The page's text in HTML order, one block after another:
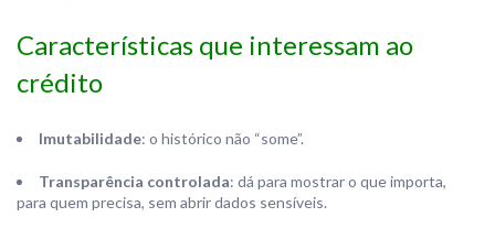
Características que interessam ao
crédito
Imutabilidade: o histórico não “some”.
Transparência controlada: dá para mostrar o que importa,
para quem precisa, sem abrir dados sensíveis.